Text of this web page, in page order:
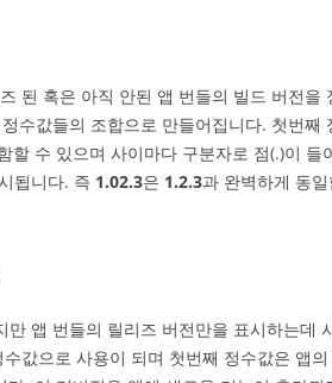
된 혹은 아직 안된 앱 번들의 빌드 버전을
수값들의 조합으로 만들어집니다. 첫번째
할 수 있으며 사이마다 구분자로 점(.)이 들
됩니다. 즉 1.02.3은 1.2.3과 완벽하게 동
앱 번들의 릴리즈 버전만을 표시하는데
값으로 사용이 되며 첫번째 정수값은 앱